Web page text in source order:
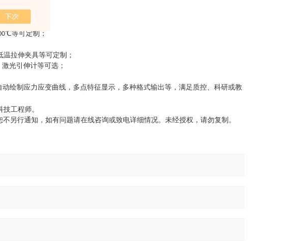
℃等可定制 ；
拉伸夹具等可定制 ；
光引伸计等可选 ；
绘制应力应变曲线，多点特征显示，多种格式输出等，满足质控、科研或教
技工程师。
另行通知，如有问题请在线咨询或致电详细情况。未经授权，请勿复制。